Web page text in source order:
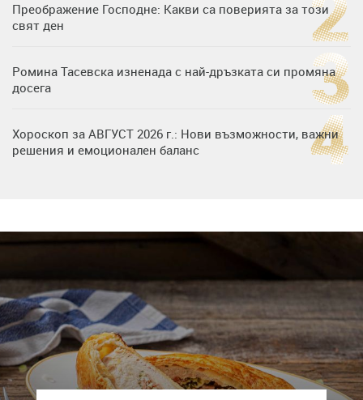
Преображение Господне: Какви са поверията за този
свят ден
Ромина Тасевска изненада с най-дръзката си промяна
досега
Хороскоп за АВГУСТ 2026 г.: Нови възможности, важни
решения и емоционален баланс